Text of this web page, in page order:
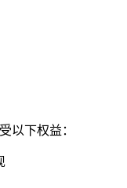
以下权益：